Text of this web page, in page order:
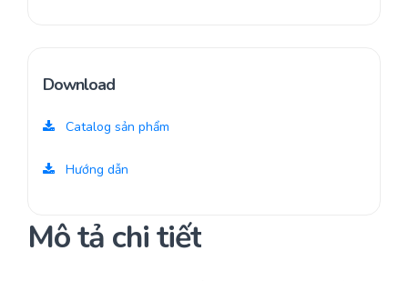
Download
Catalog sản phẩm
Hướng dẫn
Mô tả chi tiết